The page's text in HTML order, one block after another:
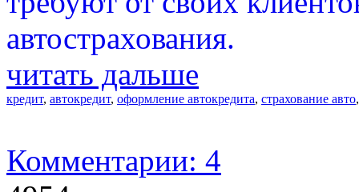
автострахования.
читать дальше
кредит, автокредит, оформление автокредита, страхование авто
Комментарии: 4